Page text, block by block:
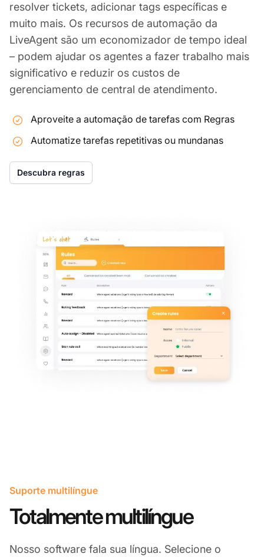
resolver tickets, adicionar tags específicas e
muito mais. Os recursos de automação da
LiveAgent são um economizador de tempo ideal
– podem ajudar os agentes a fazer trabalho mais
significativo e reduzir os custos de
gerenciamento de central de atendimento.
Aproveite a automação de tarefas com Regras
Automatize tarefas repetitivas ou mundanas
Descubra regras
Suporte multilíngue
Totalmente multilíngue​
Nosso software fala sua língua. Selecione o